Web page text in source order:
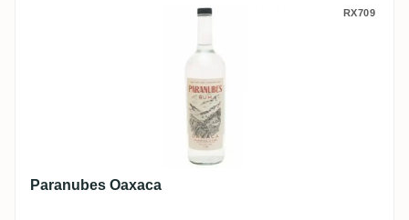
RX709
Paranubes Oaxaca